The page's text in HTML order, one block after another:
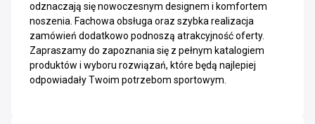
odznaczają się nowoczesnym designem i komfortem
noszenia. Fachowa obsługa oraz szybka realizacja
zamówień dodatkowo podnoszą atrakcyjność oferty.
Zapraszamy do zapoznania się z pełnym katalogiem
produktów i wyboru rozwiązań, które będą najlepiej
odpowiadały Twoim potrzebom sportowym.